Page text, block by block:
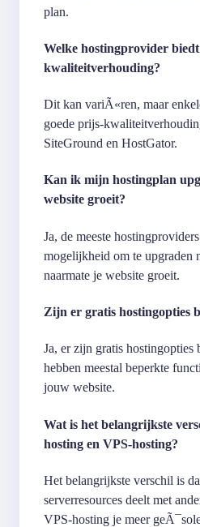
plan.
Welke hostingprovider
kwaliteitverhouding?
Dit kan variÃ«ren, maar
goede prijs-
SiteGround en HostGator.
Kan ik mijn hostingplan
website groeit?
Ja, de meeste
mogelijkheid om te upgraden
naarmate je website groeit.
Zijn er gratis hostingopties
Ja, er zijn gratis hostingopties
hebben meestal beperkte
jouw website.
Wat is het belangrijkste
hosting en VPS-hosting?
Het belangrijkste verschil is
serverresources deelt met
VPS-hosting je meer